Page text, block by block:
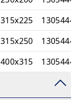
315x225
315x250
400x315